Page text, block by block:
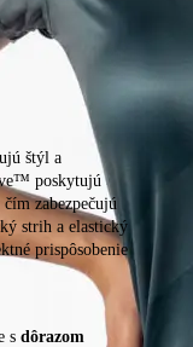
štýl a
poskytujú
zabezpečujú
strih a elastický
prispôsobenie
s dôrazom